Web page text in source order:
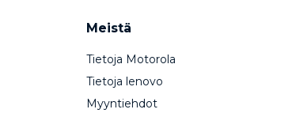
Meistä
Tietoja Motorola
Tietoja lenovo
Myyntiehdot